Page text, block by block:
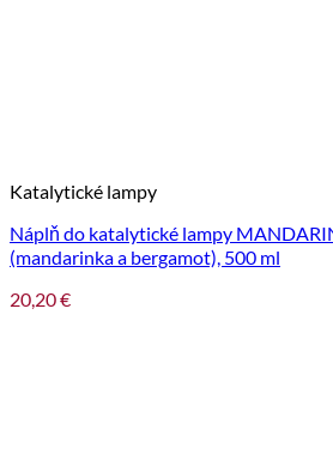
Katalytické lampy
Náplň do katalytické lampy
(mandarinka a bergamot), 500 ml
20,20€